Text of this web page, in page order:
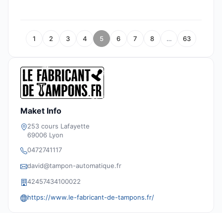
1 2 3 4 5 6 7 8 … 63
Maket Info
253 cours Lafayette
69006 Lyon
0472741117
david@tampon-automatique.fr
42457434100022
https://www.le-fabricant-de-tampons.fr/